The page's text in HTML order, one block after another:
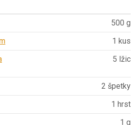
500 g
1 kus
5 lžic
2 špetky
1 hrst
1 g